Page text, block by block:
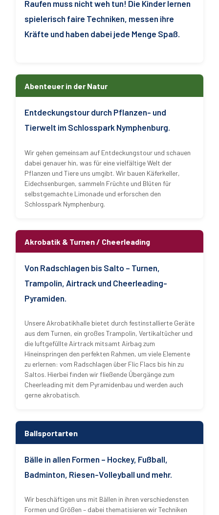
Raufen muss nicht weh tun! Die Kinder lernen
spielerisch faire Techniken, messen ihre
Kräfte und haben dabei jede Menge Spaß.
Abenteuer in der Natur
Entdeckungstour durch Pflanzen- und
Tierwelt im Schlosspark Nymphenburg.
Wir gehen gemeinsam auf Entdeckungstour und schauen
dabei genauer hin, was für eine vielfältige Welt der
Pflanzen und Tiere uns umgibt. Wir bauen Käferkeller,
Eidechsenburgen, sammeln Früchte und Blüten für
selbstgemachte Limonade und erforschen den
Schlosspark Nymphenburg.
Akrobatik & Turnen / Cheerleading
Von Radschlagen bis Salto – Turnen,
Trampolin, Airtrack und Cheerleading-
Pyramiden.
Unsere Akrobatikhalle bietet durch festinstallierte Geräte
aus dem Turnen, ein großes Trampolin, Vertikaltücher und
die luftgefüllte Airtrack mitsamt Airbag zum
Hineinspringen den perfekten Rahmen, um viele Elemente
zu erlernen: vom Radschlagen über Flic Flacs bis hin zu
Saltos. Hierbei finden wir fließende Übergänge zum
Cheerleading mit dem Pyramidenbau und werden auch
gerne akrobatisch.
Ballsportarten
Bälle in allen Formen – Hockey, Fußball,
Badminton, Riesen-Volleyball und mehr.
Wir beschäftigen uns mit Bällen in ihren verschiedensten
Formen und Größen – dabei thematisieren wir Techniken